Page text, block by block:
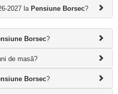
2027 la Pensiune Borsec?
Borsec?
de masă?
Borsec?